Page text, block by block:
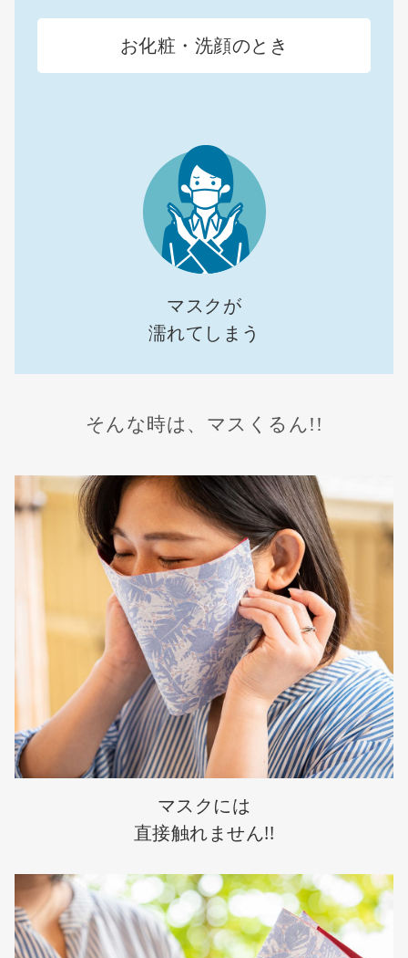
お化粧・洗顔のとき
マスクが
濡れてしまう
そんな時は、マスくるん!!
マスクには
直接触れません!!